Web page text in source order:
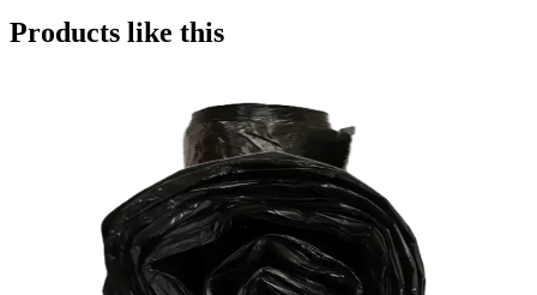
Products like this